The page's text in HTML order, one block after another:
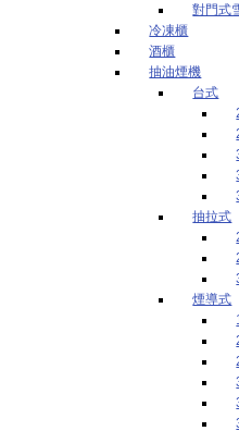
對門式
冷凍櫃
酒櫃
抽油煙機
台式
抽拉式
煙導式